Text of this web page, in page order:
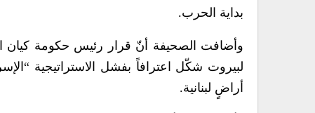
بداية الحرب.
وأضافت الصحيفة أنّ قرار رئيس حكومة كيان
لبيروت شكّل اعترافاً بفشل الاستراتيجية
أراضٍ لبنانية.